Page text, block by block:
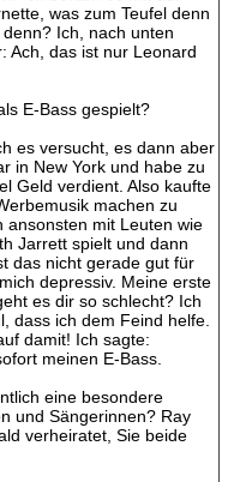
was zum Teufel denn
Ich, nach unten
Ach, das ist nur Leonard
E-Bass gespielt?
es versucht, es dann aber
in New York und habe zu
Geld verdient. Also kaufte
machen zu
ansonsten mit Leuten wie
Jarrett spielt und dann
das nicht gerade gut für
depressiv. Meine erste
es dir so schlecht? Ich
dass ich dem Feind helfe.
damit! Ich sagte:
meinen E-Bass.
eine besondere
und Sängerinnen? Ray
verheiratet, Sie beide